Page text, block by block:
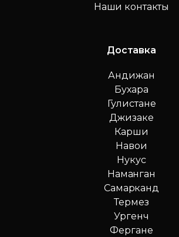
Наши контакты
Доставка
Андижан
Бухара
Гулистане
Джизаке
Карши
Навои
Нукус
Наманган
Самарканд
Термез
Ургенч
Фергане